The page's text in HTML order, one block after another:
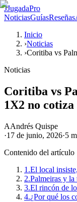
JJugadaPro
NoticiasGuíasReseñas
Inicio
›Noticias
›Coritiba vs
Noticias
Coritiba vs
1X2 no cotiza
AAndrés Quispe
·17 de junio, 2026·5
Contenido del artículo
1.El local
2.Palmeiras y
3.El rincón de
4.¿Por qué los